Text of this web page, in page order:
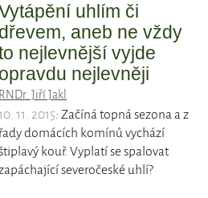
uhlím či
dřevem, aneb ne vždy
nejlevnější vyjde
opravdu nejlevněji
RNDr. Jiří Jakl
11. 2015: Začíná topná sezona a z
řady domácích komínů vychází
kouř. Vyplatí se spalovat
severočeské uhlí?